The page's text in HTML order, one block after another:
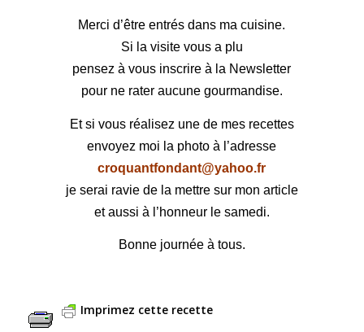
Merci d’être entrés dans ma cuisine.
Si la visite vous a plu
pensez à vous inscrire à la Newsletter
pour ne rater aucune gourmandise.
Et si vous réalisez une de mes recettes
envoyez moi la photo à l’adresse
croquantfondant@yahoo.fr
je serai ravie de la mettre sur mon article
et aussi à l’honneur le samedi.
Bonne journée à tous.
Imprimez cette recette